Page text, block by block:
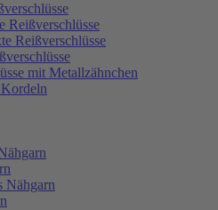
Reißverschlüsse
Reißverschlüsse
mit Metallzähnchen
Nähgarn